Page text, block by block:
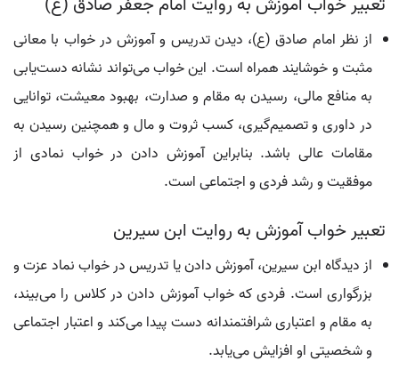
از نظر امام صادق (ع)، دیدن تدریس و آموزش در خواب با معانی
مثبت و خوشایند همراه است. این خواب می‌تواند نشانه دست‌یابی
به منافع مالی، رسیدن به مقام و صدارت، بهبود معیشت، توانایی
در داوری و تصمیم‌گیری، کسب ثروت و مال و همچنین رسیدن به
مقامات عالی باشد. بنابراین آموزش دادن در خواب نمادی از
موفقیت و رشد فردی و اجتماعی است.
تعبیر خواب آموزش به روایت ابن سیرین
از دیدگاه ابن سیرین، آموزش دادن یا تدریس در خواب نماد عزت و
بزرگواری است. فردی که خواب آموزش دادن در کلاس را می‌بیند،
به مقام و اعتباری شرافتمندانه دست پیدا می‌کند و اعتبار اجتماعی
و شخصیتی او افزایش می‌یابد.